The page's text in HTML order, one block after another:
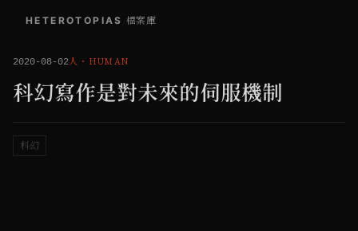
HETEROTOPIAS 檔案庫
2020-08-02人 ・ HUMAN
科幻寫作是對未來的伺服機制
科幻